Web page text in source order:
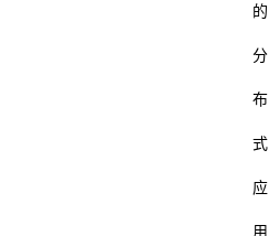
的
分
布
式
应
用